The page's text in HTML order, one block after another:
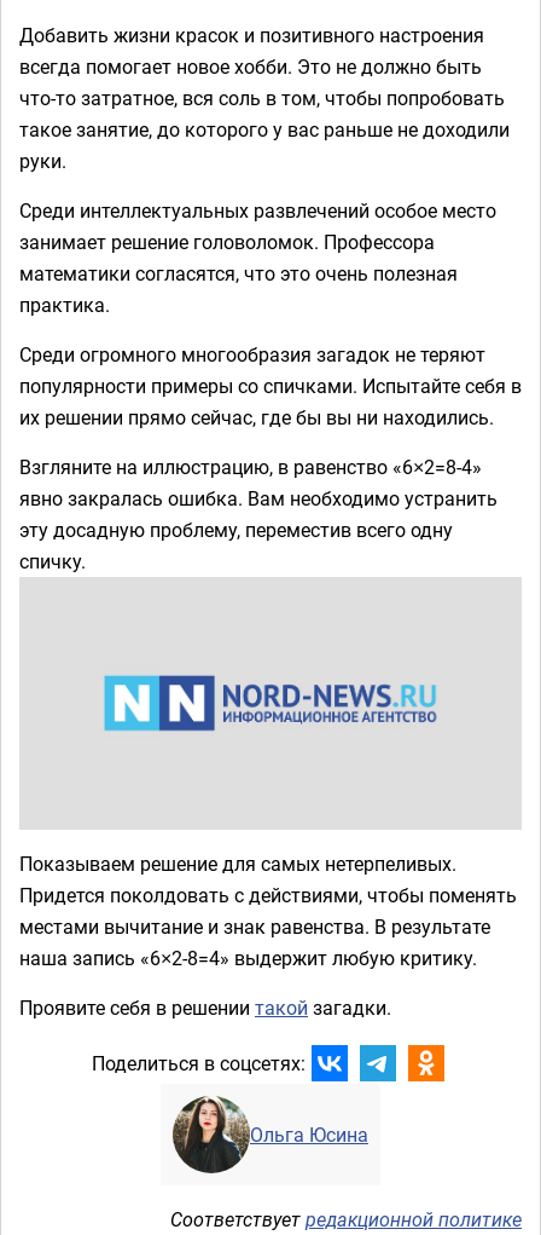
Добавить жизни красок и позитивного настроения
всегда помогает новое хобби. Это не должно быть
что-то затратное, вся соль в том, чтобы попробовать
такое занятие, до которого у вас раньше не доходили
руки.
Среди интеллектуальных развлечений особое место
занимает решение головоломок. Профессора
математики согласятся, что это очень полезная
практика.
Среди огромного многообразия загадок не теряют
популярности примеры со спичками. Испытайте себя в
их решении прямо сейчас, где бы вы ни находились.
Взгляните на иллюстрацию, в равенство «6×2=8-4»
явно закралась ошибка. Вам необходимо устранить
эту досадную проблему, переместив всего одну
спичку.
Показываем решение для самых нетерпеливых.
Придется поколдовать с действиями, чтобы поменять
местами вычитание и знак равенства. В результате
наша запись «6×2-8=4» выдержит любую критику.
Проявите себя в решении такой загадки.
Поделиться в соцсетях:
Ольга Юсина
Соответствуетредакционной политике